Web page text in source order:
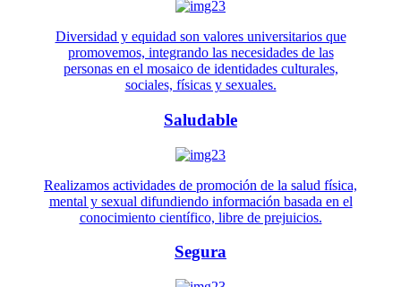
Diversidad y equidad son valores universitarios que
promovemos, integrando las necesidades de las
personas en el mosaico de identidades culturales,
sociales, físicas y sexuales.
Saludable
Realizamos actividades de promoción de la salud física,
mental y sexual difundiendo información basada en el
conocimiento científico, libre de prejuicios.
Segura